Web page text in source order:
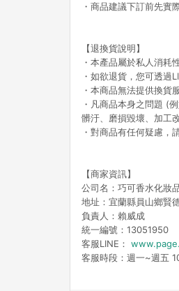
・商品建議下訂前先實
【退換貨說明】
・本產品屬於私人消耗
・如欲退貨，您可透過
・本商品無法提供換貨
・凡商品本身之問題 (
髒汙、磨損毀壞、加工
・對商品有任何疑慮，
【商家資訊】
公司名：巧可香水化妝
地址：宜蘭縣員山鄉賢
負責人：賴威成
統一編號：13051950
客服LINE：
客服時段：週一~週五